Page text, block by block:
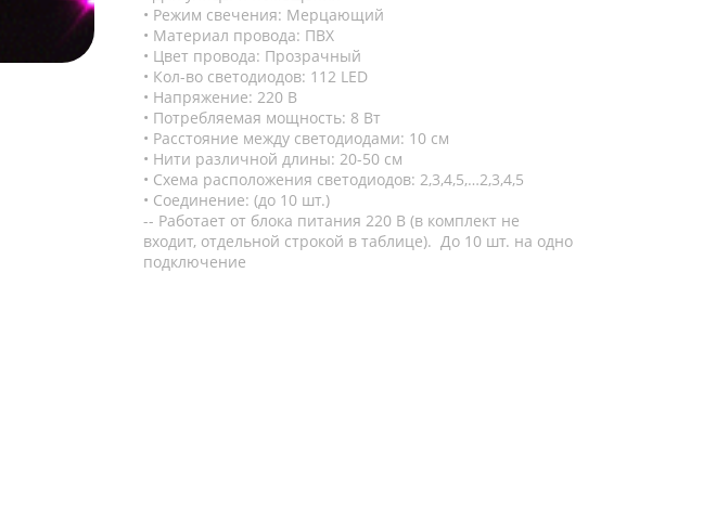
Режим свечения: Мерцающий
Материал провода: ПВХ
Цвет провода: Прозрачный
Кол-во светодиодов: 112 LED
Напряжение: 220 В
Потребляемая мощность: 8 Вт
Расстояние между светодиодами: 10 см
Нити различной длины: 20-50 см
Схема расположения светодиодов: 2,3,4,5,…2,3,4,5
Соединение: (до 10 шт.)
-- Работает от блока питания 220 В (в комплект не
входит, отдельной строкой в таблице). До 10 шт. на одно
подключение